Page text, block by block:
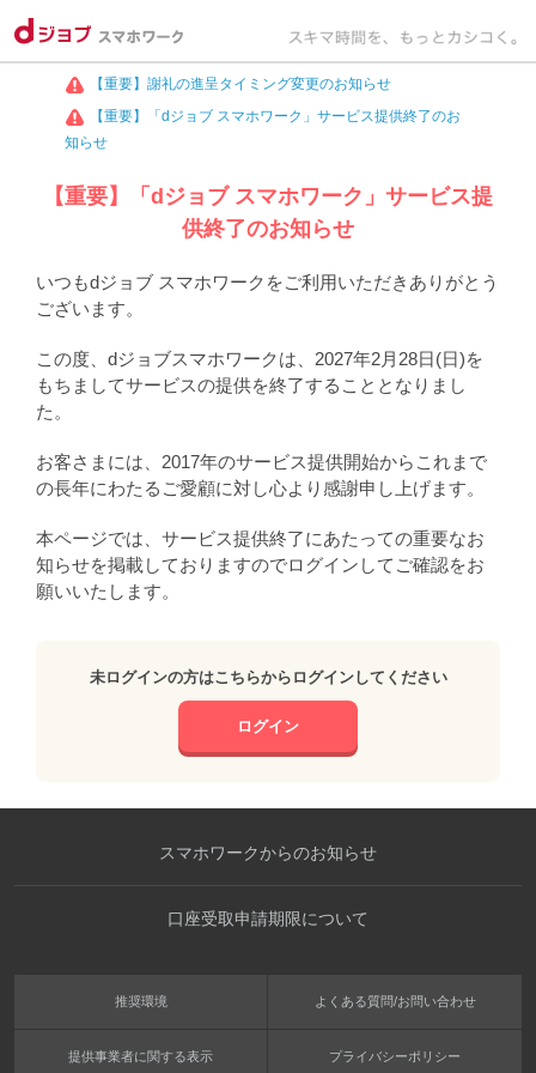
【重要】謝礼の進呈タイミング変更のお知らせ
【重要】「dジョブ スマホワーク」サービス提供終了のお
知らせ
【重要】「dジョブ スマホワーク」サービス提
供終了のお知らせ
いつもdジョブ スマホワークをご利用いただきありがとう
ございます。
この度、dジョブスマホワークは、2027年2月28日(日)を
もちましてサービスの提供を終了することとなりまし
た。
お客さまには、2017年のサービス提供開始からこれまで
の長年にわたるご愛顧に対し心より感謝申し上げます。
本ページでは、サービス提供終了にあたっての重要なお
知らせを掲載しておりますのでログインしてご確認をお
願いいたします。
未ログインの方はこちらからログインしてください
ログイン
スマホワークからのお知らせ
口座受取申請期限について
推奨環境 よくある質問/お問い合わせ
提供事業者に関する表示 プライバシーポリシー